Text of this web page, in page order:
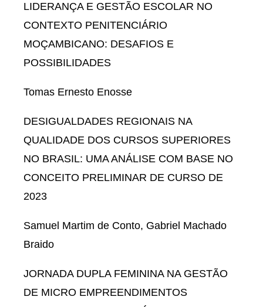
LIDERANÇA E GESTÃO ESCOLAR NO
CONTEXTO PENITENCIÁRIO
MOÇAMBICANO: DESAFIOS E
POSSIBILIDADES
Tomas Ernesto Enosse
DESIGUALDADES REGIONAIS NA
QUALIDADE DOS CURSOS SUPERIORES
NO BRASIL: UMA ANÁLISE COM BASE NO
CONCEITO PRELIMINAR DE CURSO DE
2023
Samuel Martim de Conto, Gabriel Machado
Braido
JORNADA DUPLA FEMININA NA GESTÃO
DE MICRO EMPREENDIMENTOS